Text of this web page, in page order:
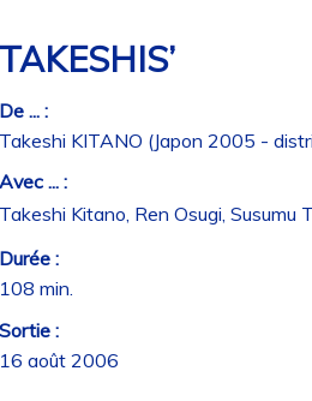
... :
KITANO (Japon 2005 -
... :
Kitano, Ren Osugi, Susumu
:
min.
:
août 2006